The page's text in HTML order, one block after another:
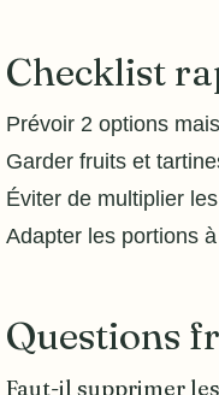
Checklist
Prévoir 2 options
Garder fruits et
Éviter de multiplier
Adapter les portions
Questions
Faut-il supprimer